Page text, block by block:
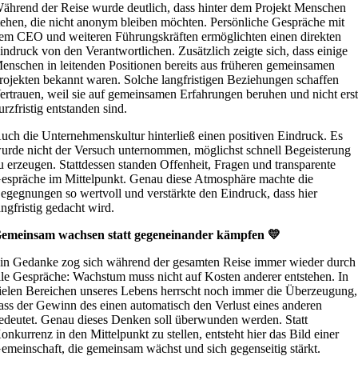
der Reise wurde deutlich, dass hinter dem Projekt Menschen
die nicht anonym bleiben möchten. Persönliche Gespräche mit
CEO und weiteren Führungskräften ermöglichten einen direkten
von den Verantwortlichen. Zusätzlich zeigte sich, dass einige
in leitenden Positionen bereits aus früheren gemeinsamen
bekannt waren. Solche langfristigen Beziehungen schaffen
weil sie auf gemeinsamen Erfahrungen beruhen und nicht erst
entstanden sind.
die Unternehmenskultur hinterließ einen positiven Eindruck. Es
nicht der Versuch unternommen, möglichst schnell Begeisterung
erzeugen. Stattdessen standen Offenheit, Fragen und transparente
im Mittelpunkt. Genau diese Atmosphäre machte die
so wertvoll und verstärkte den Eindruck, dass hier
gedacht wird.
wachsen statt gegeneinander kämpfen 💛
Gedanke zog sich während der gesamten Reise immer wieder durch
Gespräche: Wachstum muss nicht auf Kosten anderer entstehen. In
Bereichen unseres Lebens herrscht noch immer die Überzeugung,
der Gewinn des einen automatisch den Verlust eines anderen
Genau dieses Denken soll überwunden werden. Statt
in den Mittelpunkt zu stellen, entsteht hier das Bild einer
die gemeinsam wächst und sich gegenseitig stärkt.